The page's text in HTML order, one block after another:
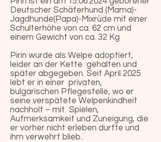
Deutscher Schäferhund (Mama)-
Jagdhunde(Papa)-Mixrüde mit einer
Schulterhöhe von ca. 62 cm und
einem Gewicht von ca. 32 Kg
Pirin wurde als Welpe adoptiert,
leider an der Kette gehalten und
später abgegeben. Seit April 2025
lebt er in einer privaten,
bulgarischen Pflegestelle, wo er
seine verspätete Welpenkindheit
nachholt – mit Spielen,
Aufmerksamkeit und Zuneigung, die
er vorher nicht erleben durfte und
ihm verwehrt blieb..